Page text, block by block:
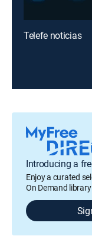
Telefe noticias
Introducing a
Enjoy a curated
On Demand library